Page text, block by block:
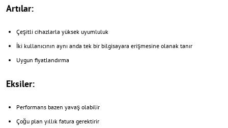
Artılar:
Çeşitli cihazlarla yüksek uyumluluk
İki kullanıcının aynı anda tek bir bilgisayara erişmesine olanak tanır
Uygun fiyatlandırma
Eksiler:
Performans bazen yavaş olabilir
Çoğu plan yıllık fatura gerektirir